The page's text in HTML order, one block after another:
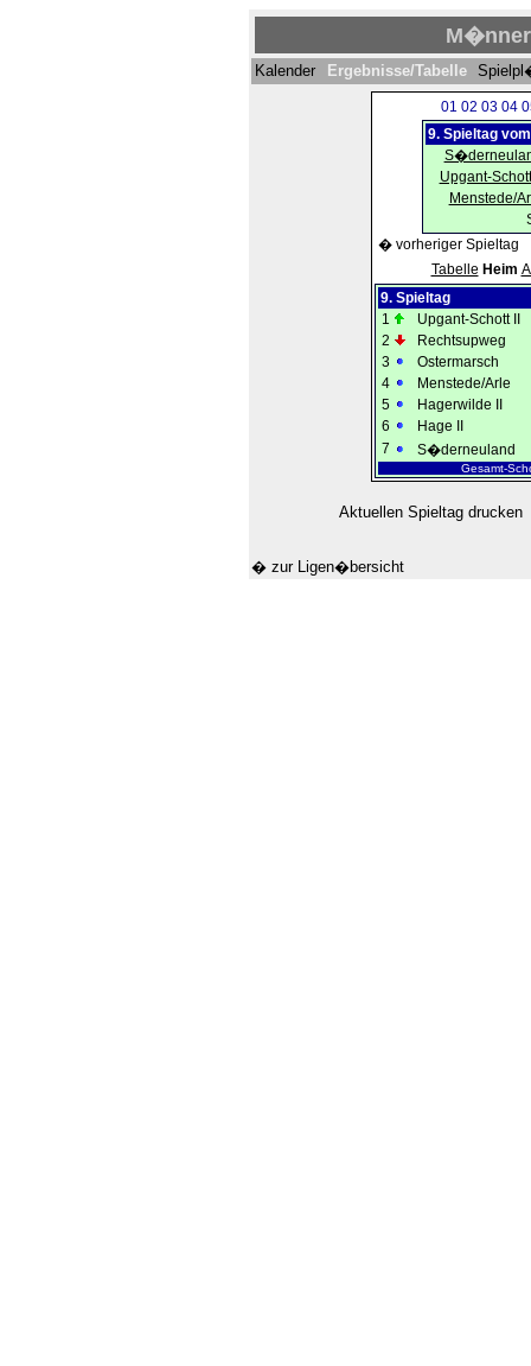
M�nner
Kalender Ergebnisse/Tabelle
01 02 03 04
9. Spieltag
Upgant-
Menstede/
� vorheriger Spieltag
Tabelle Heim
9. Spieltag
1
Upgant-Schott II
2
Rechtsupweg
3
Ostermarsch
4
Menstede/Arle
5
Hagerwilde II
6
Hage II
7
S�derneuland
Gesamt-
Aktuellen Spieltag drucken
� zur Ligen�bersicht